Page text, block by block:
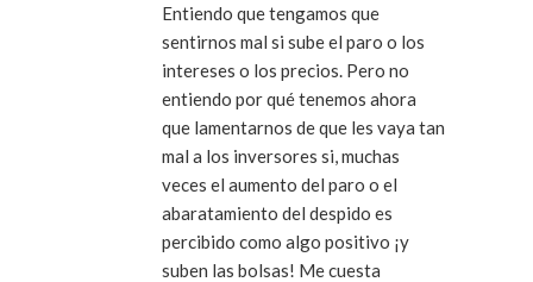
Entiendo que tengamos que
sentirnos mal si sube el paro o los
intereses o los precios. Pero no
entiendo por qué tenemos ahora
que lamentarnos de que les vaya tan
mal a los inversores si, muchas
veces el aumento del paro o el
abaratamiento del despido es
percibido como algo positivo ¡y
suben las bolsas! Me cuesta